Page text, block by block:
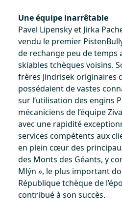
Une équipe inarrêtable
Pavel Lipensky et Jirka
vendu le premier
de rechange peu de temps
skiables tchèques voisins.
frères Jindrisek originaires
possédaient de vastes
sur l’utilisation des engins
mécaniciens de l’équipe
avec une rapidité
services compétents aux
en plein cœur des
des Monts des Géants, y
Mlýn », le plus important
République tchèque de
contribué à son succès.